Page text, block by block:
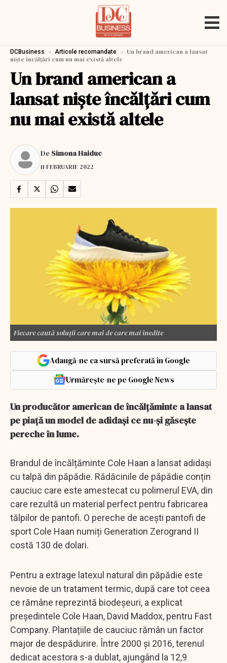
DCBusiness › Articole recomandate › Un brand american a lansat
niște încălțări cum nu mai există altele
Un brand american a
lansat niște încălțări cum
nu mai există altele
De Simona Haiduc
11 FEBRUARIE 2022
Fiecare caută soluții care mai de care mai inedite
Adaugă-ne ca sursă preferată în Google
Urmărește-ne pe Google News
Un producător american de încălțăminte a lansat
pe piață un model de adidași ce nu-și găsește
pereche în lume.
Brandul de încălțăminte Cole Haan a lansat adidași
cu talpă din păpădie. Rădăcinile de păpădie conțin
cauciuc care este amestecat cu polimerul EVA, din
care rezultă un material perfect pentru fabricarea
tălpilor de pantofi. O pereche de acești pantofi de
sport Cole Haan numiți Generation Zerogrand II
costă 130 de dolari.
Pentru a extrage latexul natural din păpădie este
nevoie de un tratament termic, după care tot ceea
ce rămâne reprezintă biodeșeuri, a explicat
președintele Cole Haan, David Maddox, pentru Fast
Company. Plantațiile de cauciuc rămân un factor
major de despădurire. Între 2000 și 2016, terenul
dedicat acestora s-a dublat, ajungând la 12,9